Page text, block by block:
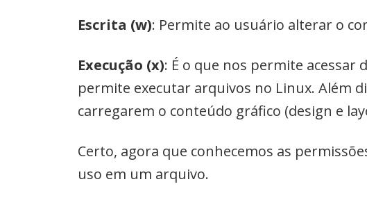
Escrita (w): Permite ao usuário alterar o
Execução (x): É o que nos permite acessar
permite executar arquivos no Linux. Além
carregarem o conteúdo gráfico (design e
Certo, agora que conhecemos as
uso em um arquivo.